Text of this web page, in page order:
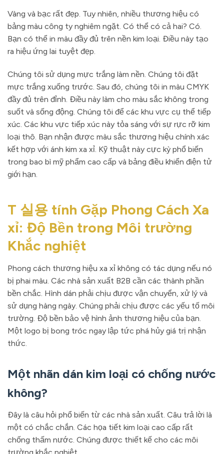
Vàng và bạc rất đẹp. Tuy nhiên, nhiều thương hiệu có
bảng màu công ty nghiêm ngặt. Có thể có cả hai? Có.
Bạn có thể in màu đầy đủ trên nền kim loại. Điều này tạo
ra hiệu ứng lai tuyệt đẹp.
Chúng tôi sử dụng mực trắng làm nền. Chúng tôi đặt
mực trắng xuống trước. Sau đó, chúng tôi in màu CMYK
đầy đủ trên đỉnh. Điều này làm cho màu sắc không trong
suốt và sống động. Chúng tôi để các khu vực cụ thể tiếp
xúc. Các khu vực tiếp xúc này tỏa sáng với sự rực rỡ kim
loại thô. Bạn nhận được màu sắc thương hiệu chính xác
kết hợp với ánh kim xa xỉ. Kỹ thuật này cực kỳ phổ biến
trong bao bì mỹ phẩm cao cấp và bảng điều khiển điện tử
giới hạn.
T 실용 tính Gặp Phong Cách Xa
xỉ: Độ Bền trong Môi trường
Khắc nghiệt
Phong cách thương hiệu xa xỉ không có tác dụng nếu nó
bị phai màu. Các nhà sản xuất B2B cần các thành phần
bền chắc. Hình dán phải chịu được vận chuyển, xử lý và
sử dụng hàng ngày. Chúng phải chịu được các yếu tố môi
trường. Độ bền bảo vệ hình ảnh thương hiệu của bạn.
Một logo bị bong tróc ngay lập tức phá hủy giá trị nhận
thức.
Một nhãn dán kim loại có chống nước
không?
Đây là câu hỏi phổ biến từ các nhà sản xuất. Câu trả lời là
một có chắc chắn. Các họa tiết kim loại cao cấp rất
chống thấm nước. Chúng được thiết kế cho các môi